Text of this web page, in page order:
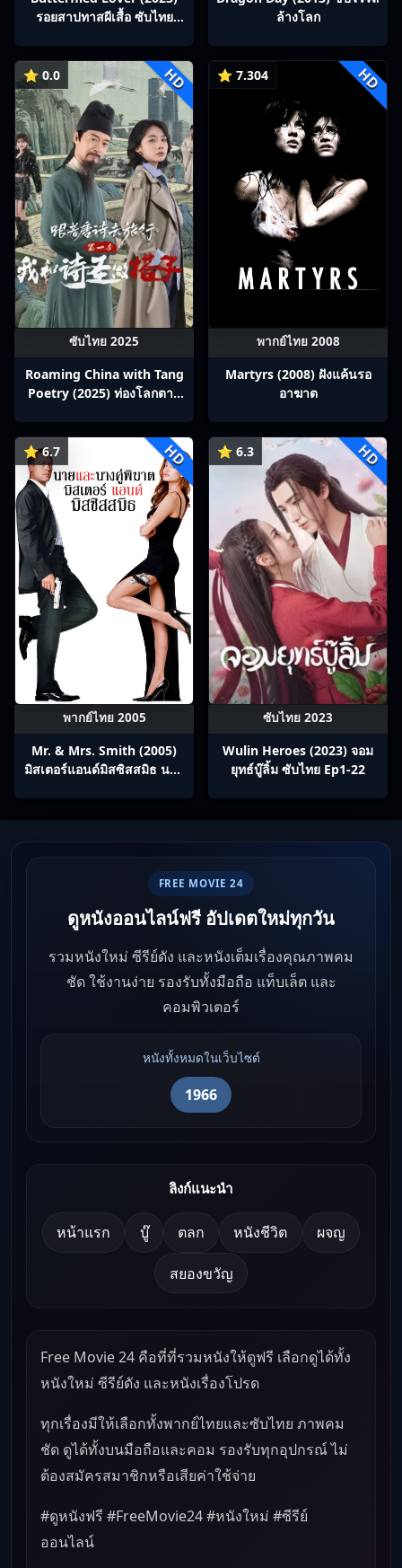
รอยสาปทาสผีเสื้อ ซับไทย
ล้างโลก
⭐ 0.0 HD
ซับไทย 2025
Roaming China with Tang
Poetry (2025) ท่องโลกตาม
⭐ 7.304 HD
พากย์ไทย 2008
Martyrs (2008) ฝังแค้นรอ
อาฆาต
⭐ 6.7 HD
พากย์ไทย 2005
Mr. & Mrs. Smith (2005)
มิสเตอร์แอนด์มิสซิสสมิธ นาย
⭐ 6.3 HD
ซับไทย 2023
Wulin Heroes (2023) จอม
ยุทธ์บู๊ลิ้ม ซับไทย Ep1-22
FREE MOVIE 24
ดูหนังออนไลน์ฟรี อัปเดตใหม่ทุกวัน
รวมหนังใหม่ ซีรีย์ดัง และหนังเต็มเรื่องคุณภาพคม
ชัด ใช้งานง่าย รองรับทั้งมือถือ แท็บเล็ต และ
คอมพิวเตอร์
หนังทั้งหมดในเว็บไซต์
1966
ลิงก์แนะนำ
หน้าแรก บู๊ ตลก หนังชีวิต ผจญ
สยองขวัญ
Free Movie 24 คือที่ที่รวมหนังให้ดูฟรี เลือกดูได้ทั้ง
หนังใหม่ ซีรีย์ดัง และหนังเรื่องโปรด
ทุกเรื่องมีให้เลือกทั้งพากย์ไทยและซับไทย ภาพคม
ชัด ดูได้ทั้งบนมือถือและคอม รองรับทุกอุปกรณ์ ไม่
ต้องสมัครสมาชิกหรือเสียค่าใช้จ่าย
#ดูหนังฟรี #FreeMovie24 #หนังใหม่ #ซีรีย์
ออนไลน์